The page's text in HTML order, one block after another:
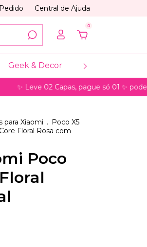
Central de Ajuda
0
Geek & Decor Coleções
Leve 02 Capas, pague só 01 ✨ pode ser
para Xiaomi . Poco X5
Floral Rosa com
Poco